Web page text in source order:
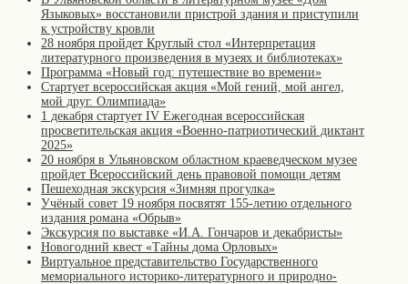
Языковых» восстановили пристрой здания и приступили
к устройству кровли
28 ноября пройдет Круглый стол «Интерпретация
литературного произведения в музеях и библиотеках»
Программа «Новый год: путешествие во времени»
Стартует всероссийская акция «Мой гений, мой ангел,
мой друг. Олимпиада»
1 декабря стартует IV Ежегодная всероссийская
просветительская акция «Военно-патриотический диктант
2025»
20 ноября в Ульяновском областном краеведческом музее
пройдет Всероссийский день правовой помощи детям
Пешеходная экскурсия «Зимняя прогулка»
Учёный совет 19 ноября посвятят 155-летию отдельного
издания романа «Обрыв»
Экскурсия по выставке «И.А. Гончаров и декабристы»
Новогодний квест «Тайны дома Орловых»
Виртуальное представительство Государственного
мемориального историко-литературного и природно-